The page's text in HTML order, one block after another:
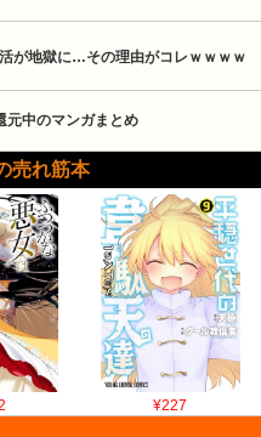
が地獄に…その理由がコレｗｗｗｗ
元中のマンガまとめ
売れ筋本
¥227